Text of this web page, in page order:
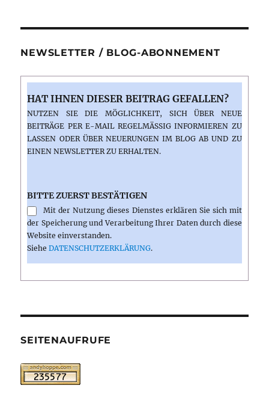
NEWSLETTER / BLOG-ABONNEMENT
HAT IHNEN DIESER BEITRAG GEFALLEN?
NUTZEN SIE DIE MÖGLICHKEIT, SICH ÜBER NEUE
BEITRÄGE PER E-MAIL REGELMÄSSIG INFORMIEREN ZU L
ASSEN ODER ÜBER NEUERUNGEN IM BLOG AB UND ZU E
INEN NEWSLETTER ZU ERHALTEN.
BITTE ZUERST BESTÄTIGEN
Mit der Nutzung dieses Dienstes erklären Sie sich mit
der Speicherung und Verarbeitung Ihrer Daten durch diese
Website einverstanden.
SieheDATENSCHUTZERKLÄRUNG.
SEITENAUFRUFE